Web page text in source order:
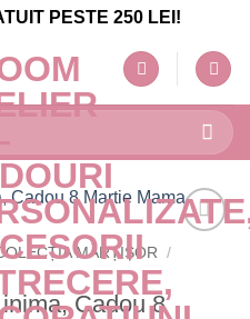
PESTE 250 LEI!
MĂRȚIȘOR
/
Cadou 8